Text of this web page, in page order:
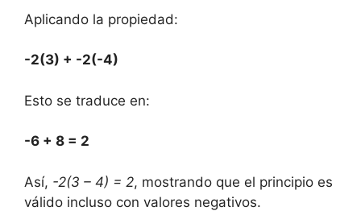
Aplicando la propiedad:
-2(3)​ + -2(-4)
Esto‌ se traduce en:
-6‌ + 8 = 2
Así,​ -2(3 – 4) = 2, mostrando ‍que el⁣ principio es
‌válido incluso ​con ​valores ‌negativos.